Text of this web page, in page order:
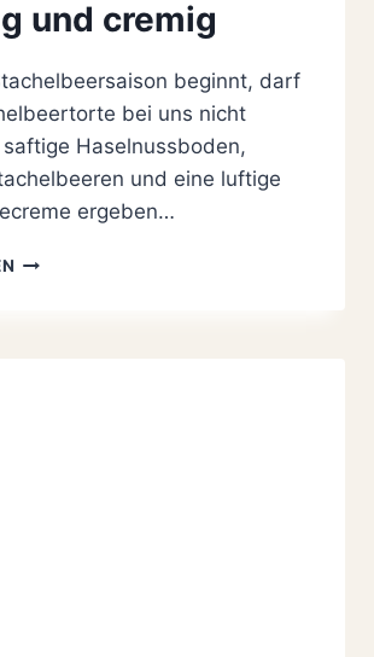
und cremig
beginnt, darf
bei uns nicht
Haselnussboden,
und eine luftige
ergeben…
STACHELBEERTORTE